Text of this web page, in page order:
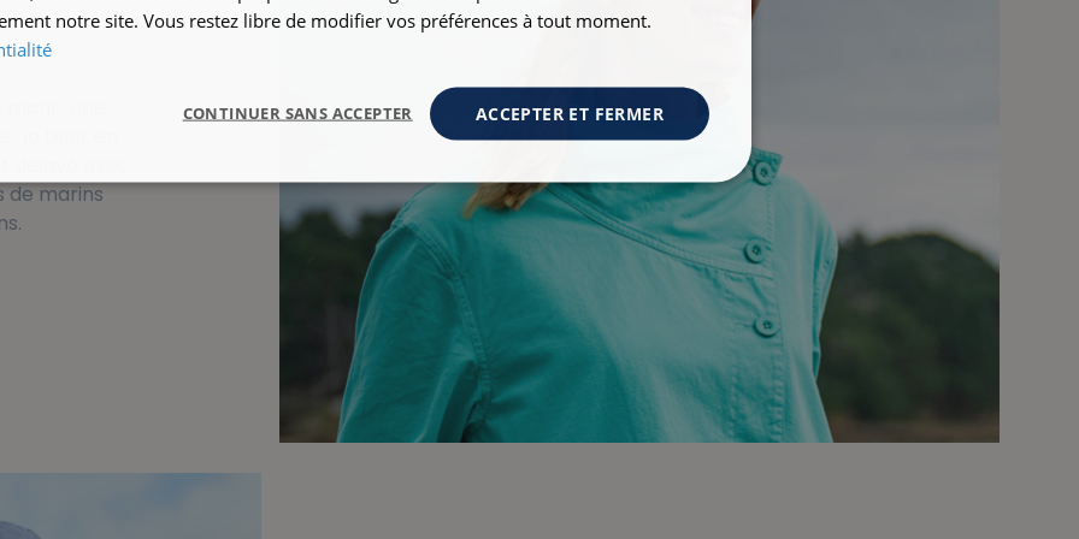
une
le teint en
avec
de marins
notre site. Vous restez libre de modifier vos préférences à tout moment.
ACCEPTER ET FERMER
CONTINUER SANS ACCEPTER